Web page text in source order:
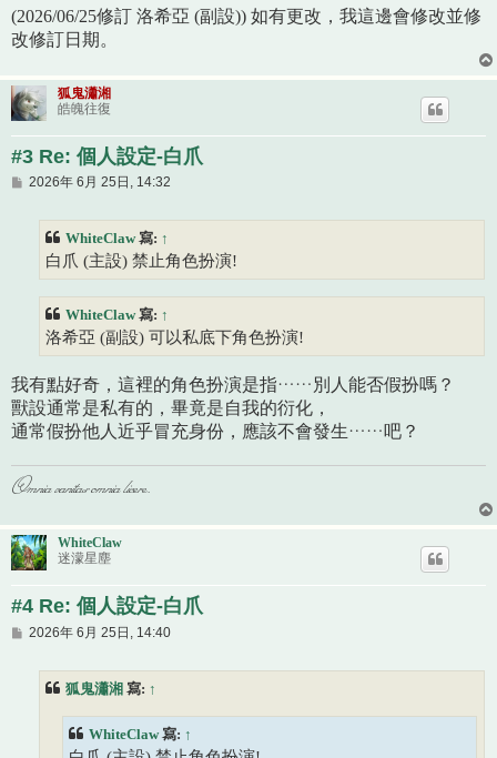
(2026/06/25修訂 洛希亞 (副設)) 如有更改，我這邊會修改並修
改修訂日期。
狐鬼瀟湘
皓魄往復
#3 Re: 個人設定-白爪
文
2026年 6月 25日, 14:32
WhiteClaw寫: ↑
白爪 (主設) 禁止角色扮演!
WhiteClaw寫: ↑
洛希亞 (副設) 可以私底下角色扮演!
我有點好奇，這裡的角色扮演是指……別人能否假扮嗎？
獸設通常是私有的，畢竟是自我的衍化，
通常假扮他人近乎冒充身份，應該不會發生……吧？
Omnia vanitas omnia licere.
WhiteClaw
迷濛星塵
#4 Re: 個人設定-白爪
文
2026年 6月 25日, 14:40
狐鬼瀟湘 寫: ↑
WhiteClaw寫: ↑